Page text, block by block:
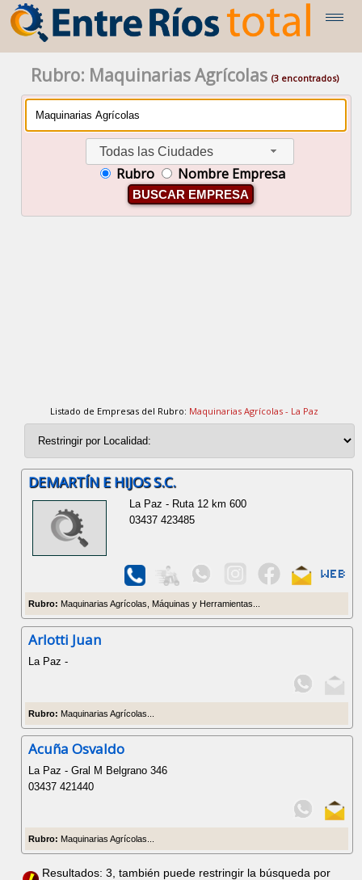
Rubro: Maquinarias Agrícolas (3 encontrados)
Todas las Ciudades
Rubro Nombre Empresa
BUSCAR EMPRESA
Listado de Empresas del Rubro: Maquinarias Agrícolas - La Paz
DEMARTÍN E HIJOS S.C.
La Paz - Ruta 12 km 600
03437 423485
Rubro: Maquinarias Agrícolas, Máquinas y Herramientas...
Arlotti Juan
La Paz -
Rubro: Maquinarias Agrícolas...
Acuña Osvaldo
La Paz - Gral M Belgrano 346
03437 421440
Rubro: Maquinarias Agrícolas...
Resultados: 3, también puede restringir la búsqueda por